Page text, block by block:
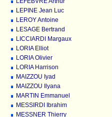
LEPINE Jean Luc
LEROY Antoine
LESAGE Bertrand
LICCIARDI Margaux
LORIA Elliot
LORIA Olivier
LORIA Harrison
MAIZZOU Iyad
MAIZZOU Ilyana
MARTIN Emmanuel
MESSIRDI Ibrahim
MESSNER Thierry